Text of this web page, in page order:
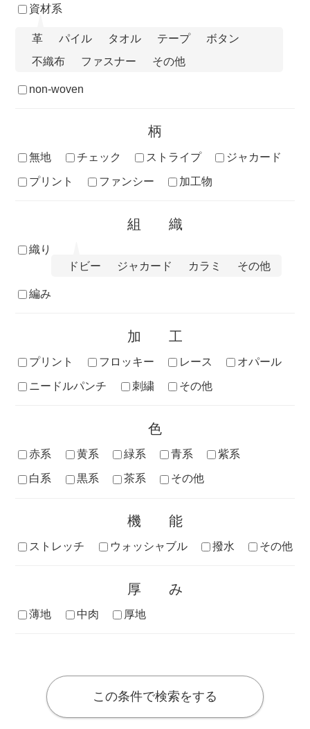
資材系
革 パイル タオル テープ
ボタン
不織布
ファスナー その他
non-woven
柄
無地 チェック ストライプ
ジャカード
プリント
ファンシー 加工物
組織
織り
ドビー
ジャカード カラミ その他
編み
加工
プリント フロッキー レース
オパール
ニードルパンチ
刺繍 その他
色
赤系 黄系 緑系 青系
紫系
白系
黒系 茶系 その他
機能
ストレッチ ウォッシャブル 撥水 その他
厚み
薄地 中肉 厚地
この条件で検索をする